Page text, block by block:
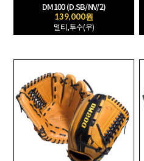
DM100 (D.SB/NV/2)
139,000원
멀티,투수(우)